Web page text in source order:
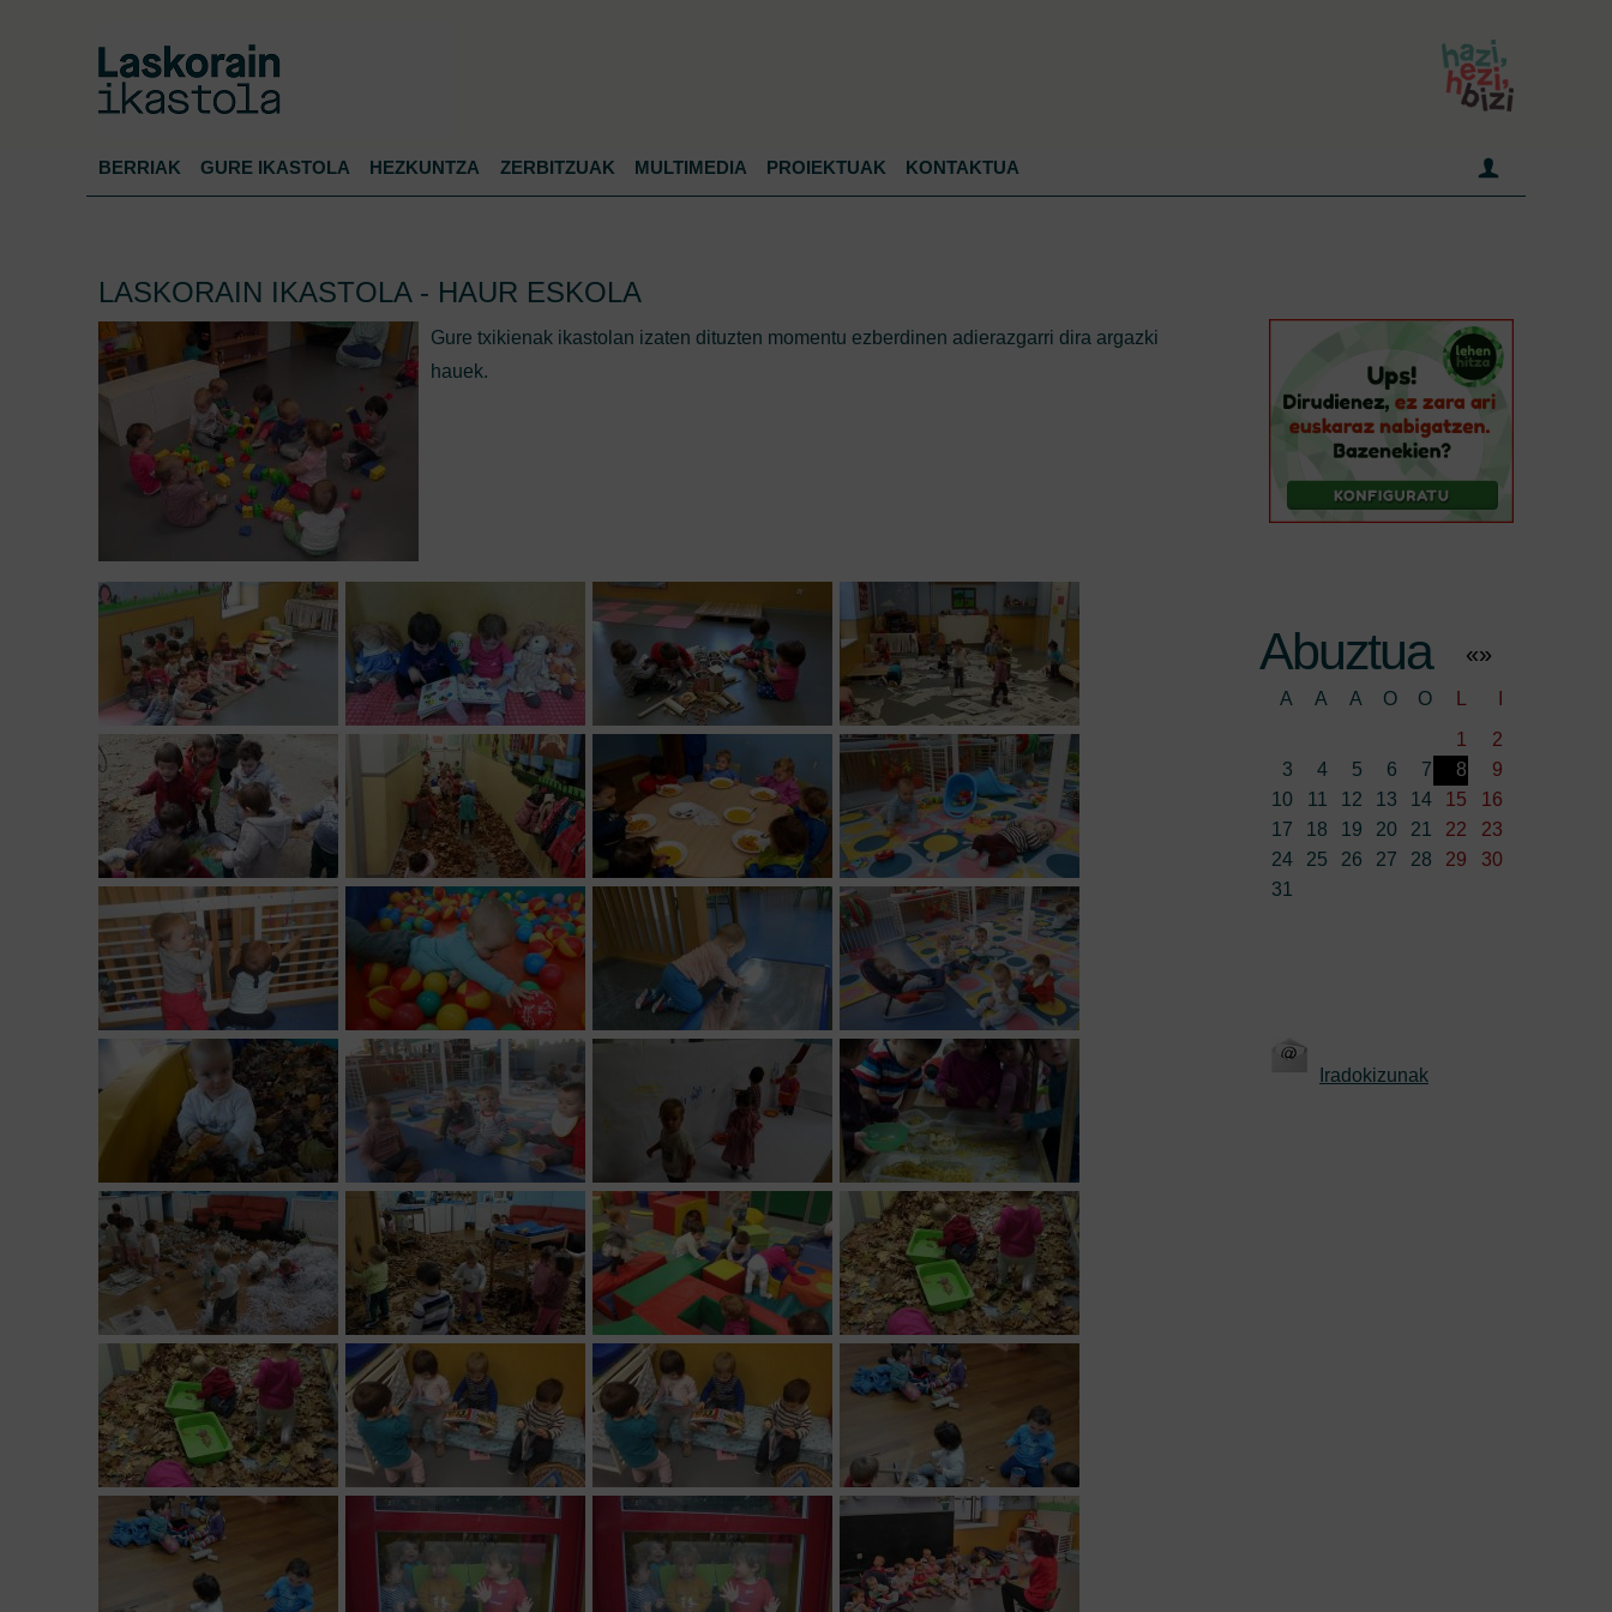
BERRIAK GURE IKASTOLA HEZKUNTZA ZERBITZUAK MULTIMEDIA PROIEKTUAK KONTAKTUA
LASKORAIN IKASTOLA - HAUR ESKOLA
Gure txikienak ikastolan izaten dituzten momentu ezberdinen adierazgarri dira argazki
hauek.
Abuztua «»
A A A O O
1
2
3
4 5 6 7 8
9
10
11 12 13 14 15
16
17
18 19 20 21 22
23
24
25 26 27 28 29
30
31
Iradokizunak